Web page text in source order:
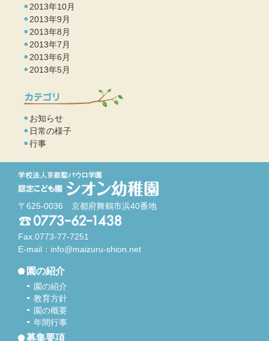
2013年10月
2013年9月
2013年8月
2013年7月
2013年6月
2013年5月
お知らせ
日常の様子
行事
〒625-0036 京都府舞鶴市浜40番地
Fax.0773-77-7251
E-mail： info@maizuru-shion.net
園の紹介
園の紹介
教育方針
園の概要
年間行事
募集要項